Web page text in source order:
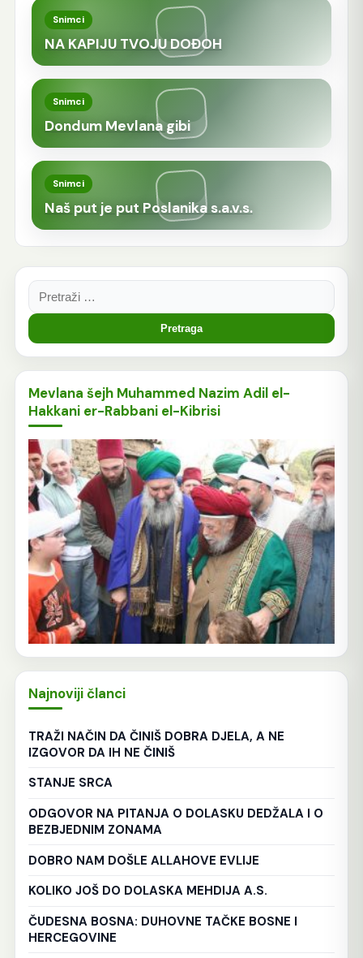
Snimci
NA KAPIJU TVOJU DOĐOH
Snimci
Dondum Mevlana gibi
Snimci
Naš put je put Poslanika s.a.v.s.
Pretraga:
Mevlana šejh Muhammed Nazim Adil el-
Hakkani er-Rabbani el-Kibrisi
Najnoviji članci
TRAŽI NAČIN DA ČINIŠ DOBRA DJELA, A NE
IZGOVOR DA IH NE ČINIŠ
STANJE SRCA
ODGOVOR NA PITANJA O DOLASKU DEDŽALA I O
BEZBJEDNIM ZONAMA
DOBRO NAM DOŠLE ALLAHOVE EVLIJE
KOLIKO JOŠ DO DOLASKA MEHDIJA A.S.
ČUDESNA BOSNA: DUHOVNE TAČKE BOSNE I
HERCEGOVINE